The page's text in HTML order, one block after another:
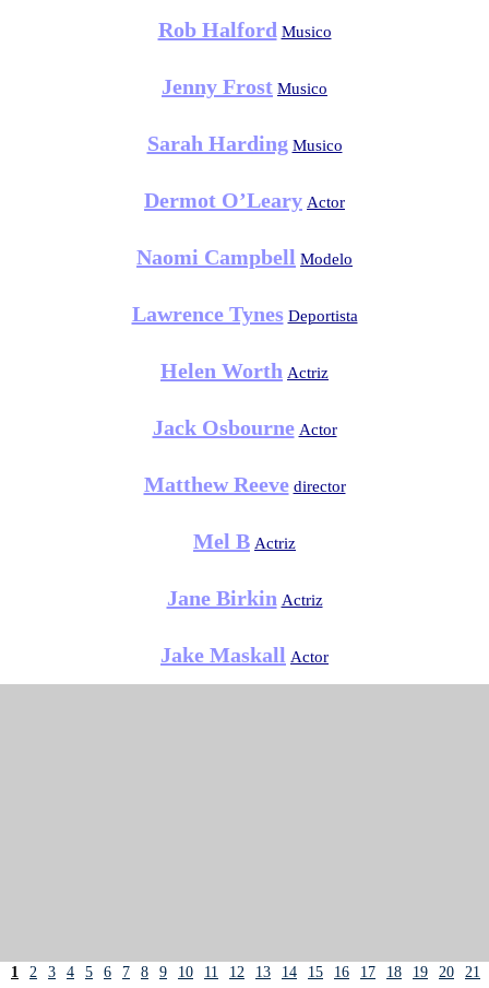
Rob Halford Musico
Jenny Frost Musico
Sarah Harding Musico
Dermot O’Leary Actor
Naomi Campbell Modelo
Lawrence Tynes Deportista
Helen Worth Actriz
Jack Osbourne Actor
Matthew Reeve director
Mel B Actriz
Jane Birkin Actriz
Jake Maskall Actor
1 2 3 4 5 6 7 8 9 10 11 12 13 14 15 16 17 18 19 20
21